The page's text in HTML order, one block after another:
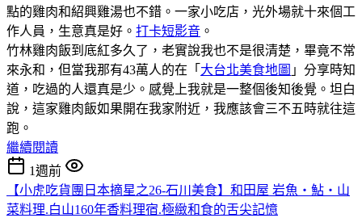
點的雞肉和紹興雞湯也不錯。一家小吃店，光外場就十來個工
作人員，生意真是好。 打卡短影音 。
竹林雞肉飯到底紅多久了，老實說我也不是很清楚，畢竟不常
來永和，但當我那有43萬人的在「 大台北美食地圖 」分享時知
道，吃過的人還真是少。感覺上我就是一整個後知後覺。坦白
說，這家雞肉飯如果開在我家附近，我應該會三不五時就往這
跑。
繼續閱讀
1週前
【小虎吃貨團日本摘星之26-石川美食】和田屋 岩魚・鮎・山
菜料理.白山160年香料理宿.極緻和食的舌尖記憶